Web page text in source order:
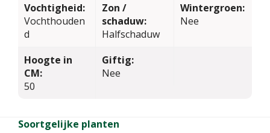
Vochtigheid:
Vochthouden
d
Zon /
schaduw:
Halfschaduw
Wintergroen:
Nee
Hoogte in
CM:
50
Giftig:
Nee
Soortgelijke planten